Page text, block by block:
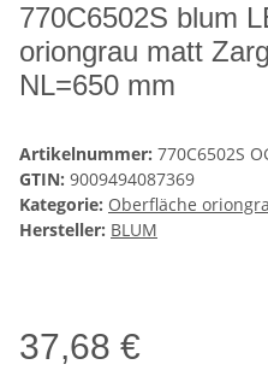
770C6502S blum
oriongrau matt
NL=650 mm
Artikelnummer: 770C6502S
GTIN: 9009494087369
Kategorie: Oberfläche
Hersteller: BLUM
37,68 €